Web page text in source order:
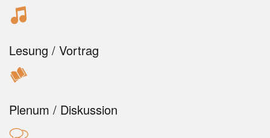
Lesung / Vortrag
Plenum / Diskussion